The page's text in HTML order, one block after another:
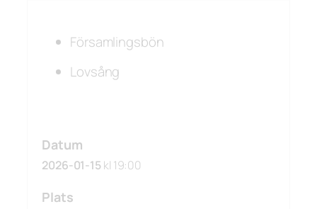
Församlingsbön
Lovsång
Datum
2026-01-15kl 19:00
Plats